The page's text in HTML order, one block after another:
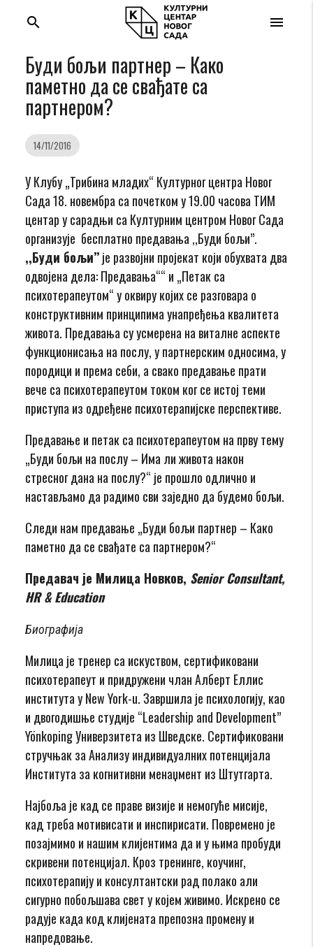
menu
search
Буди бољи партнер – Како
паметно да се свађате са
партнером?
14/11/2016
У Клубу „Трибина младих“ Културног центра Новог
Сада 18. новембра са почетком у 19.00 часова ТИМ
центар у сарадњи са Културним центром Новог Сада
организује бесплатно предавања ,,Буди бољи’’.
,,Буди бољи’’је развојни пројекат који обухвата два
одвојена дела: Предавања““ и „Петак са
психотерапеутом“ у оквиру којих се разговара о
конструктивним принципима унапређења квалитета
живота. Предавања су усмерена на виталне аспекте
функционисања на послу, у партнерским односима, у
породици и према себи, а свако предавање прати
вече са психотерапеутом током ког се истој теми
приступа из одређене психотерапијске перспективе.
Предавање и петак са психотерапеутом на прву тему
„Буди бољи на послу – Има ли живота након
стресног дана на послу?“ је прошло одлично и
настављамо да радимо сви заједно да будемо бољи.
Следи нам предавање „Буди бољи партнер – Како
паметно да се свађате са партнером?“
Предавач је Милица Новков, Senior Consultant,
HR & Education
Биографија
Милица је тренер са искуством, сертификовани
психотерапеут и придружени члан Алберт Еллис
института у New York-u. Завршила је психологију, као
и двогодишње студије “Leadership and Development”
Yönkoping Универзитета из Шведске. Сертификовани
стручњак за Анализу индивидуалних потенцијала
Института за когнитивни менаџмент из Штутгарта.
Најбоља је кад се праве визије и немогуће мисије,
кад треба мотивисати и инспирисати. Повремено је
позајмимо и нашим клијентима да и у њима пробуди
скривени потенцијал. Кроз тренинге, коучинг,
психотерапију и консултантски рад полако али
сигурно побољшава свет у којем живимо. Искрено се
радује када код клијената препозна промену и
напредовање.